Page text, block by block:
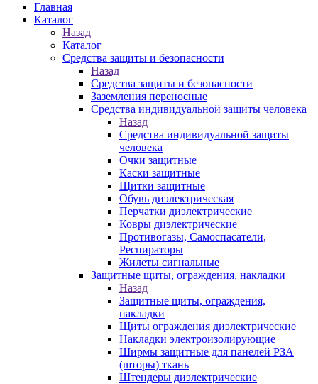
Главная
Каталог
Назад
Каталог
Средства защиты и безопасности
Назад
Средства защиты и безопасности
Заземления переносные
Средства индивидуальной защиты человека
Назад
Средства индивидуальной защиты
человека
Очки защитные
Каски защитные
Щитки защитные
Обувь диэлектрическая
Перчатки диэлектрические
Ковры диэлектрические
Противогазы, Самоспасатели,
Респираторы
Жилеты сигнальные
Защитные щиты, ограждения, накладки
Назад
Защитные щиты, ограждения,
накладки
Щиты ограждения диэлектрические
Накладки электроизолирующие
Ширмы защитные для панелей РЗА
(шторы) ткань
Штендеры диэлектрические